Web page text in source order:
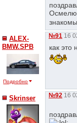
ALEX-
BMW.SPB
Подробно
№91 16
как это
Skrinser №92 16